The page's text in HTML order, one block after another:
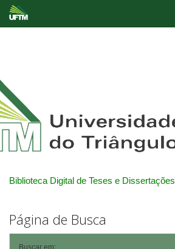
Biblioteca Digital de Teses e Dissertações
Página de Busca
Buscar em: